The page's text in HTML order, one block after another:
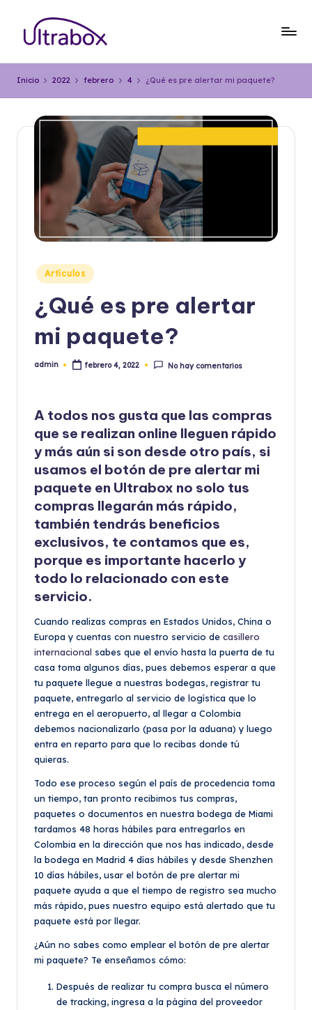
Saltar
contenido
l
o
g
b
importan
Inicio 2022 febrero 4 ¿Qué es pre alertar mi paquete?
Publicado
en
Artículos
¿Qué es pre alertar
mi paquete?
Publicado
admin febrero 4, 2022 No hay comentarios
A todos nos gusta que las compras
que se realizan online lleguen rápido
y más aún si son desde otro país, si
usamos el botón de pre alertar mi
paquete en Ultrabox no solo tus
compras llegarán más rápido,
también tendrás beneficios
exclusivos, te contamos que es,
porque es importante hacerlo y
todo lo relacionado con este
servicio.
Cuando realizas compras en Estados Unidos, China o
Europa y cuentas con nuestro servicio de casillero
internacional sabes que el envío hasta la puerta de tu
casa toma algunos días, pues debemos esperar a que
tu paquete llegue a nuestras bodegas, registrar tu
paquete, entregarlo al servicio de logística que lo
entrega en el aeropuerto, al llegar a Colombia
debemos nacionalizarlo (pasa por la aduana) y luego
entra en reparto para que lo recibas donde tú
quieras.
Todo ese proceso según el país de procedencia toma
un tiempo, tan pronto recibimos tus compras,
paquetes o documentos en nuestra bodega de Miami
tardamos 48 horas hábiles para entregarlos en
Colombia en la dirección que nos has indicado, desde
la bodega en Madrid 4 días hábiles y desde Shenzhen
10 días hábiles, usar el botón de pre alertar mi
paquete ayuda a que el tiempo de registro sea mucho
más rápido, pues nuestro equipo está alertado que tu
paquete está por llegar.
¿Aún no sabes como emplear el botón de pre alertar
mi paquete? Te enseñamos cómo:
Después de realizar tu compra busca el número
de tracking, ingresa a la página del proveedor